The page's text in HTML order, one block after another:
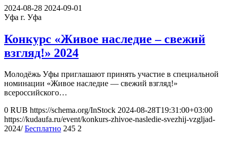
2024-08-28 2024-09-01
Уфа г. Уфа
Конкурс «Живое наследие – свежий
взгляд!» 2024
Молодёжь Уфы приглашают принять участие в специальной
номинации «Живое наследие — свежий взгляд!»
всероссийского…
0 RUB https://schema.org/InStock 2024-08-28T19:31:00+03:00
https://kudaufa.ru/event/konkurs-zhivoe-nasledie-svezhij-vzgljad-
2024/ Бесплатно 245 2